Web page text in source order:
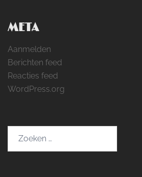
META
Aanmelden
Berichten feed
Reacties feed
WordPress.org